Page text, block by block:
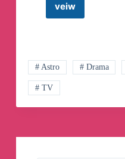
veiw
Bank
# Astro # Drama
# TV